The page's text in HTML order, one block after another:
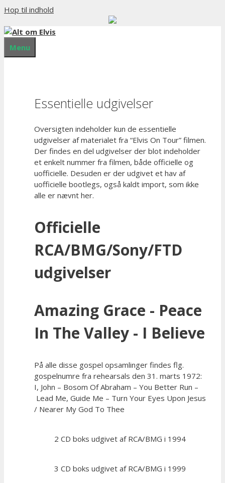
Hop til indhold
Menu
Essentielle udgivelser
Oversigten indeholder kun de essentielle
udgivelser af materialet fra “Elvis On Tour” filmen.
Der findes en del udgivelser der blot indeholder
et enkelt nummer fra filmen, både officielle og
uofficielle. Desuden er der udgivet et hav af
uofficielle bootlegs, også kaldt import, som ikke
alle er nævnt her.
Officielle
RCA/BMG/Sony/FTD
udgivelser
Amazing Grace - Peace
In The Valley - I Believe
På alle disse gospel opsamlinger findes flg.
gospelnumre fra rehearsals den 31. marts 1972:
I, John – Bosom Of Abraham – You Better Run –
Lead Me, Guide Me – Turn Your Eyes Upon Jesus
/ Nearer My God To Thee
2 CD boks udgivet af RCA/BMG i 1994
3 CD boks udgivet af RCA/BMG i 1999